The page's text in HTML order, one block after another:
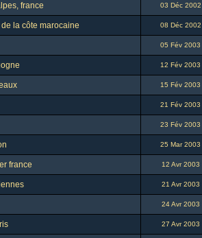
france 03 Déc 2002
la côte marocaine 08 Déc 2002
05 Fév 2003
12 Fév 2003
15 Fév 2003
21 Fév 2003
23 Fév 2003
25 Mar 2003
france 12 Avr 2003
21 Avr 2003
24 Avr 2003
27 Avr 2003